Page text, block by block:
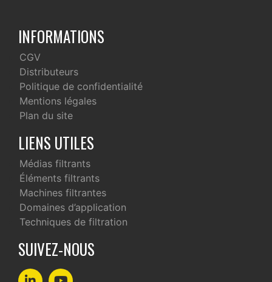
INFORMATIONS
CGV
Distributeurs
Politique de confidentialité
Mentions légales
Plan du site
LIENS UTILES
Médias filtrants
Éléments filtrants
Machines filtrantes
Domaines d’application
Techniques de filtration
SUIVEZ-NOUS